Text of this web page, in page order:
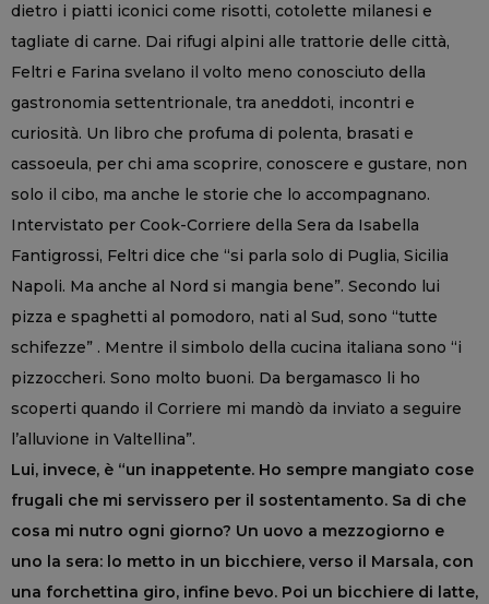
dietro i piatti iconici come risotti, cotolette milanesi e
tagliate di carne. Dai rifugi alpini alle trattorie delle città,
Feltri e Farina svelano il volto meno conosciuto della
gastronomia settentrionale, tra aneddoti, incontri e
curiosità. Un libro che profuma di polenta, brasati e
cassoeula, per chi ama scoprire, conoscere e gustare, non
solo il cibo, ma anche le storie che lo accompagnano.
Intervistato per Cook-Corriere della Sera da Isabella
Fantigrossi, Feltri dice che “si parla solo di Puglia, Sicilia
Napoli. Ma anche al Nord si mangia bene”. Secondo lui
pizza e spaghetti al pomodoro, nati al Sud, sono “tutte
schifezze” . Mentre il simbolo della cucina italiana sono “i
pizzoccheri. Sono molto buoni. Da bergamasco li ho
scoperti quando il Corriere mi mandò da inviato a seguire
l’alluvione in Valtellina”.
Lui, invece, è “un inappetente. Ho sempre mangiato cose
frugali che mi servissero per il sostentamento. Sa di che
cosa mi nutro ogni giorno? Un uovo a mezzogiorno e
uno la sera: lo metto in un bicchiere, verso il Marsala, con
una forchettina giro, infine bevo. Poi un bicchiere di latte,